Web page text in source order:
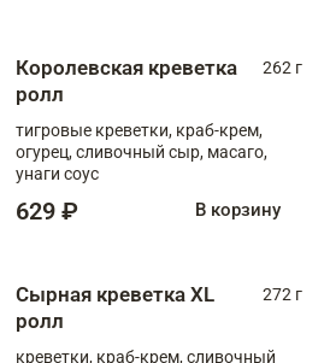
Королевская креветка
ролл
262 г
тигровые креветки, краб-крем,
огурец, сливочный сыр, масаго,
унаги соус
629 ₽ В корзину
Сырная креветка XL
ролл
272 г
креветки, краб-крем, сливочный